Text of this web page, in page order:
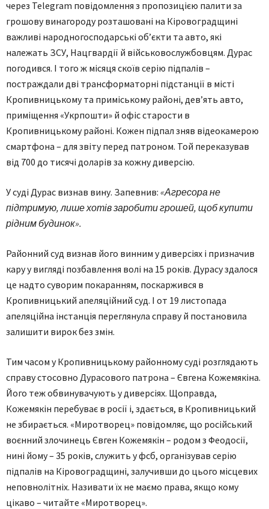
через Telegram повідомлення з пропозицією палити за
грошову винагороду розташовані на Кіровоградщині
важливі народногосподарські об’єкти та авто, які
належать ЗСУ, Нацгвардії й військовослужбовцям. Дурас
погодився. І того ж місяця скоїв серію підпалів –
постраждали дві трансформаторні підстанції в місті
Кропивницькому та приміському районі, дев’ять авто,
приміщення «Укрпошти» й офіс старости в
Кропивницькому районі. Кожен підпал зняв відеокамерою
смартфона – для звіту перед патроном. Той переказував
від 700 до тисячі доларів за кожну диверсію.
У суді Дурас визнав вину. Запевнив: «Агресора не
підтримую, лише хотів заробити грошей, щоб купити
рідним будинок».
Районний суд визнав його винним у диверсіях і призначив
кару у вигляді позбавлення волі на 15 років. Дурасу здалося
це надто суворим покаранням, поскаржився в
Кропивницький апеляційний суд. І от 19 листопада
апеляційна інстанція переглянула справу й постановила
залишити вирок без змін.
Тим часом у Кропивницькому районному суді розглядають
справу стосовно Дурасового патрона – Євгена Кожемякіна.
Його теж обвинувачують у диверсіях. Щоправда,
Кожемякін перебуває в росії і, здається, в Кропивницький
не збирається. «Миротворец» повідомляє, що російський
воєнний злочинець Євген Кожемякін – родом з Феодосії,
нині йому – 35 років, служить у фсб, організував серію
підпалів на Кіровоградщині, залучивши до цього місцевих
неповнолітніх. Називати їх не маємо права, якщо кому
цікаво – читайте «Миротворец».